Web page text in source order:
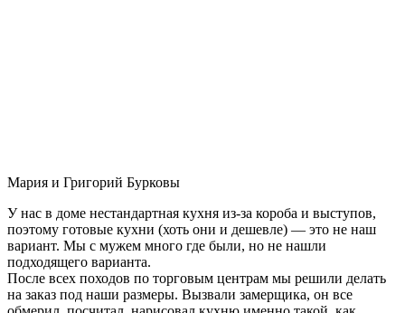
Мария и Григорий Бурковы
У нас в доме нестандартная кухня из-за короба и выступов,
поэтому готовые кухни (хоть они и дешевле) — это не наш
вариант. Мы с мужем много где были, но не нашли
подходящего варианта.
После всех походов по торговым центрам мы решили делать
на заказ под наши размеры. Вызвали замерщика, он все